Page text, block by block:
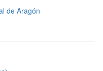
de Aragón